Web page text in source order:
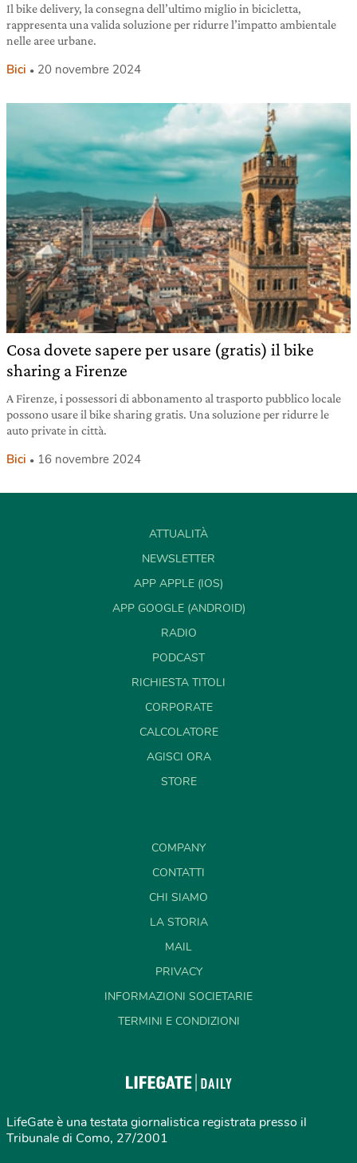
Il bike delivery, la consegna dell’ultimo miglio in bicicletta,
rappresenta una valida soluzione per ridurre l’impatto ambientale
nelle aree urbane.
Bici 20 novembre 2024
Cosa dovete sapere per usare (gratis) il bike
sharing a Firenze
A Firenze, i possessori di abbonamento al trasporto pubblico locale
possono usare il bike sharing gratis. Una soluzione per ridurre le
auto private in città.
Bici 16 novembre 2024
ATTUALITÀ
NEWSLETTER
APP APPLE (IOS)
APP GOOGLE (ANDROID)
RADIO
PODCAST
RICHIESTA TITOLI
CORPORATE
CALCOLATORE
AGISCI ORA
STORE
COMPANY
CONTATTI
CHI SIAMO
LA STORIA
MAIL
PRIVACY
INFORMAZIONI SOCIETARIE
TERMINI E CONDIZIONI
LifeGate è una testata giornalistica registrata presso il
Tribunale di Como, 27/2001